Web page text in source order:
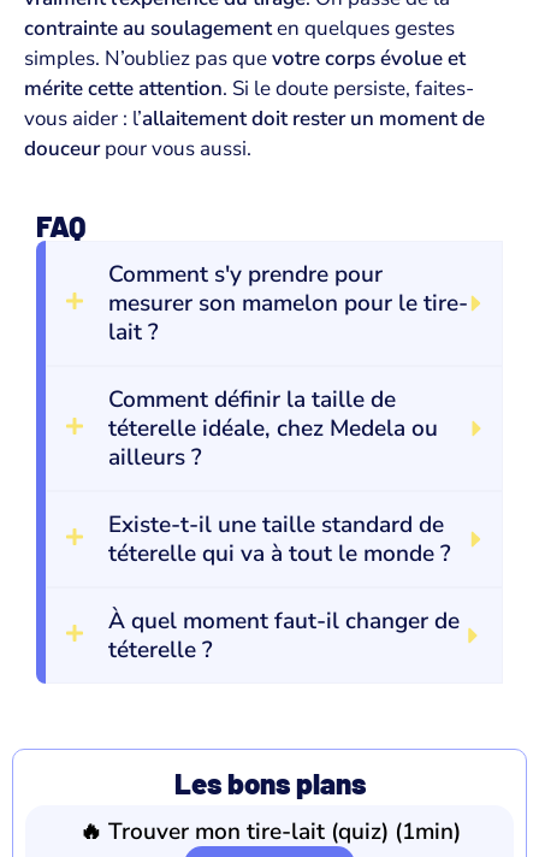
contrainte au soulagementen quelques gestes
simples. N’oubliez pas quevotre corps évolue et
mérite cette attention. Si le doute persiste, faites-
vous aider : l’allaitement doit rester un moment de
douceurpour vous aussi.
FAQ
Comment s'y prendre pour
mesurer son mamelon pour le tire-
lait ?
Comment définir la taille de
téterelle idéale, chez Medela ou
ailleurs ?
Existe-t-il une taille standard de
téterelle qui va à tout le monde ?
À quel moment faut-il changer de
téterelle ?
Les bons plans
🔥 Trouver mon tire-lait (quiz) (1min)